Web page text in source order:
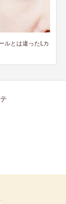
アが始まる！！